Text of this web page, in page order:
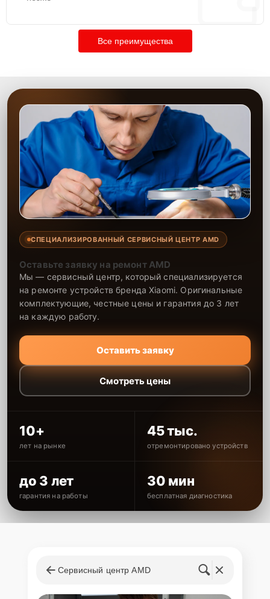
Все преимущества
СПЕЦИАЛИЗИРОВАННЫЙ СЕРВИСНЫЙ ЦЕНТР AMD
Оставьте заявку на ремонт AMD
Мы — сервисный центр, который специализируется
на ремонте устройств бренда Xiaomi. Оригинальные
комплектующие, честные цены и гарантия до 3 лет
на каждую работу.
Оставить заявку
Смотреть цены
10+
лет на рынке
45 тыс.
отремонтировано устройств
до 3 лет
гарантия на работы
30 мин
бесплатная диагностика
Сервисный центр AMD